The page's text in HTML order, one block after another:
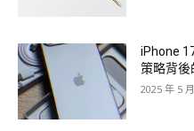
iPhone
策略背
2025 年 5